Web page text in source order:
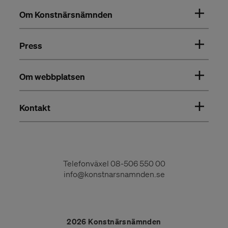
Om Konstnärsnämnden
Press
Om webbplatsen
Kontakt
Telefonväxel 08-506 550 00
info@konstnarsnamnden.se
2026 Konstnärsnämnden